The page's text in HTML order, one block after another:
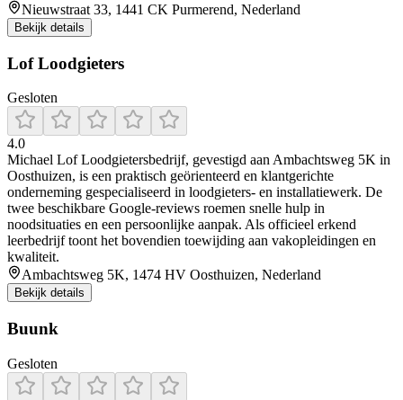
Nieuwstraat 33, 1441 CK Purmerend, Nederland
Bekijk details
Lof Loodgieters
Gesloten
4.0
Michael Lof Loodgietersbedrijf, gevestigd aan Ambachtsweg 5K in
Oosthuizen, is een praktisch geörienteerd en klantgerichte
onderneming gespecialiseerd in loodgieters- en installatiewerk. De
twee beschikbare Google-reviews roemen snelle hulp in
noodsituaties en een persoonlijke aanpak. Als officieel erkend
leerbedrijf toont het bovendien toewijding aan vakopleidingen en
kwaliteit.
Ambachtsweg 5K, 1474 HV Oosthuizen, Nederland
Bekijk details
Buunk
Gesloten